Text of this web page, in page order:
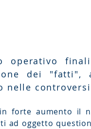
dei
nelle
forte aumento il
ad oggetto